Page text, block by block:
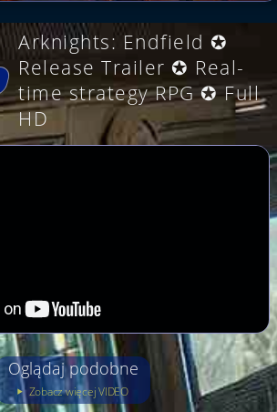
.
Arknights: Endfield ✪
Release Trailer ✪ Real-
time strategy RPG ✪ Full
HD
Oglądaj podobne
Zobacz więcej VIDEO